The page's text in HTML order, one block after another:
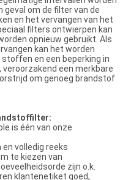
geval om de filter van de
en het vervangen van het
filters ontwierpen kan
opnieuw gebruikt. Als
kan het worden
en een beperking in
een merkbare
om genoeg brandstof
is één van onze
volledig reeks
te kiezen van
zijn o.k.
klantenetiket goed,